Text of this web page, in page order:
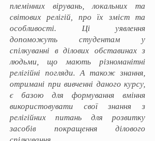
племінних вірувань, локальних та
світових релігій, про їх зміст та
особливості. Ці уявлення
допоможуть студентам у
спілкуванні в ділових обставинах з
людьми, що мають різноманітні
релігійні погляди. А також знання,
отримані при вивченні даного курсу,
є базою для формування вміння
використовувати свої знання з
релігійних питань для розвитку
засобів покращення ділового